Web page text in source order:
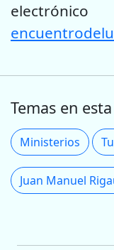
electrónico
Temas en
Ministerios
Juan Manuel